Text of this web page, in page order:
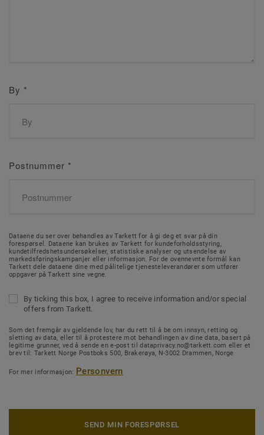
By *
Postnummer *
Dataene du ser over behandles av Tarkett for å gi deg et svar på din
forespørsel. Dataene kan brukes av Tarkett for kundeforholdsstyring,
kundetilfredshetsundersøkelser, statistiske analyser og utsendelse av
markedsføringskampanjer eller informasjon. For de ovennevnte formål kan
Tarkett dele dataene dine med pålitelige tjenesteleverandører som utfører
oppgaver på Tarkett sine vegne.
By ticking this box, I agree to receive information and/or special
offers from Tarkett.
Som det fremgår av gjeldende lov, har du rett til å be om innsyn, retting og
sletting av data, eller til å protestere mot behandlingen av dine data, basert på
legitime grunner, ved å sende en e-post til dataprivacy.no@tarkett.com eller et
brev til: Tarkett Norge Postboks 500, Brakerøya, N-3002 Drammen, Norge
For mer informasjon: Personvern
SEND MIN FORESPØRSEL